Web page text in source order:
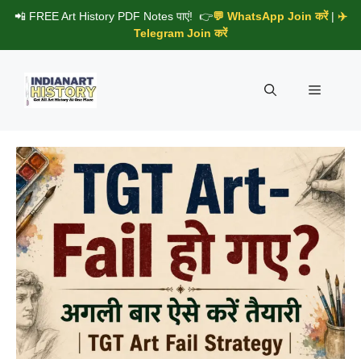
Skip
content
📲 FREE Art History PDF Notes पाएं! 👉💬 WhatsApp Join करें| ✈️
Telegram Join करें
Menu